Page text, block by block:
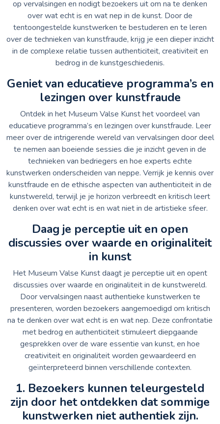
op vervalsingen en nodigt bezoekers uit om na te denken
over wat echt is en wat nep in de kunst. Door de
tentoongestelde kunstwerken te bestuderen en te leren
over de technieken van kunstfraude, krijg je een dieper inzicht
in de complexe relatie tussen authenticiteit, creativiteit en
bedrog in de kunstgeschiedenis.
Geniet van educatieve programma’s en
lezingen over kunstfraude
Ontdek in het Museum Valse Kunst het voordeel van
educatieve programma’s en lezingen over kunstfraude. Leer
meer over de intrigerende wereld van vervalsingen door deel
te nemen aan boeiende sessies die je inzicht geven in de
technieken van bedriegers en hoe experts echte
kunstwerken onderscheiden van neppe. Verrijk je kennis over
kunstfraude en de ethische aspecten van authenticiteit in de
kunstwereld, terwijl je je horizon verbreedt en kritisch leert
denken over wat echt is en wat niet in de artistieke sfeer.
Daag je perceptie uit en open
discussies over waarde en originaliteit
in kunst
Het Museum Valse Kunst daagt je perceptie uit en opent
discussies over waarde en originaliteit in de kunstwereld.
Door vervalsingen naast authentieke kunstwerken te
presenteren, worden bezoekers aangemoedigd om kritisch
na te denken over wat echt is en wat nep. Deze confrontatie
met bedrog en authenticiteit stimuleert diepgaande
gesprekken over de ware essentie van kunst, en hoe
creativiteit en originaliteit worden gewaardeerd en
geïnterpreteerd binnen verschillende contexten.
1. Bezoekers kunnen teleurgesteld
zijn door het ontdekken dat sommige
kunstwerken niet authentiek zijn.